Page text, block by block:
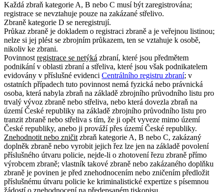
Každá zbraň kategorie A, B nebo C musí být zaregistrována;
registrace se nevztahuje pouze na zakázané střelivo.
Zbraně kategorie D se neregistrují.
Průkaz zbraně je dokladem o registraci zbraně a je veřejnou listinou;
nelze si jej plést se zbrojním průkazem, ten se vztahuje k osobě,
nikoliv ke zbrani.
Povinnost registrace se netýká zbraní, které jsou předmětem
podnikání v oblasti zbraní a střeliva, které jsou však podnikatelem
evidovány v příslušné evidenci Centrálního registru zbraní; v
ostatních případech tuto povinnost nemá fyzická nebo právnická
osoba, která nabyla zbraň na základě zbrojního průvodního listu pro
trvalý vývoz zbraně nebo střeliva, nebo která dovezla zbraň na
území České republiky na základě zbrojního průvodního listu pro
tranzit zbraně nebo střeliva s tím, že ji opět vyveze mimo území
České republiky, anebo ji prováží přes území České republiky.
Znehodnotit nebo zničit zbraň kategorie A, B nebo C, zakázaný
doplněk zbraně nebo vyrobit jejich řez lze jen na základě povolení
příslušného útvaru policie, nejde-li o zhotovení řezu zbraně přímo
výrobcem zbraně; vlastník takové zbraně nebo zakázaného doplňku
zbraně je povinen je před znehodnocením nebo zničením předložit
příslušnému útvaru policie ke kriminalistické expertize s písemnou